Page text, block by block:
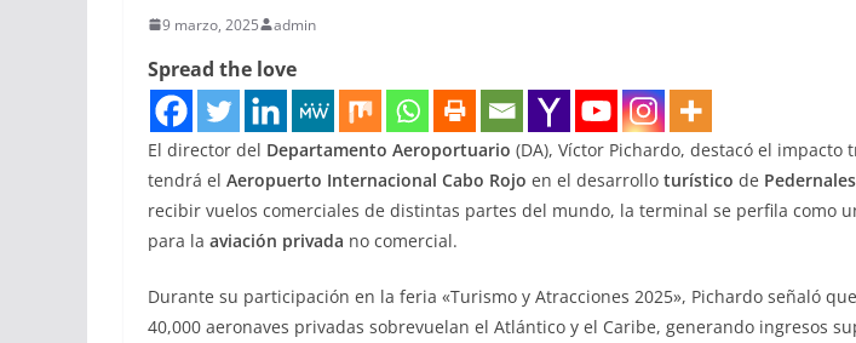
9 marzo, 2025 admin
Spread the love
El director del Departamento Aeroportuario (DA), Víctor Pichardo, destacó el impacto
tendrá el Aeropuerto Internacional Cabo Rojo en el desarrollo turístico de
recibir vuelos comerciales de distintas partes del mundo, la terminal se perfila como
para la aviación privada no comercial.
Durante su participación en la feria «Turismo y Atracciones 2025», Pichardo señaló
40,000 aeronaves privadas sobrevuelan el Atlántico y el Caribe, generando ingresos